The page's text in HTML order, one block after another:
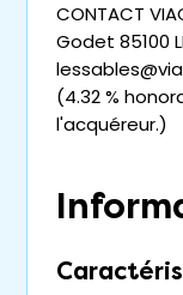
CONTACT
Godet 85100
(4.32 %
l'acquéreur.)